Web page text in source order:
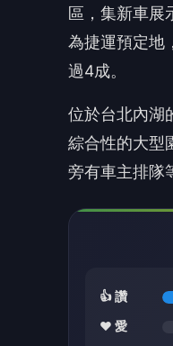
區，集新車展
為捷運預定地
過4成。
位於台北內湖
綜合性的大型
旁有車主排隊
👍 讚
❤️ 愛